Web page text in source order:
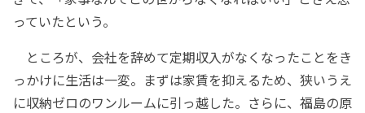
っていたという。
ところが、会社を辞めて定期収入がなくなったことをき
っかけに生活は一変。まずは家賃を抑えるため、狭いうえ
に収納ゼロのワンルームに引っ越した。さらに、福島の原